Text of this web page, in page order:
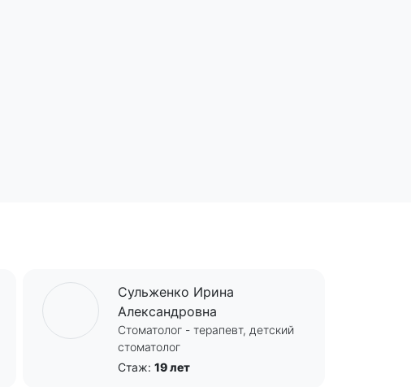
Сульженко Ирина
Александровна
Стоматолог - терапевт, детский
стоматолог
Стаж: 19 лет